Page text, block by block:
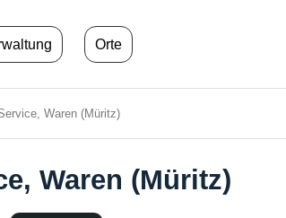
Orte
Waren (Müritz)
Waren (Müritz)